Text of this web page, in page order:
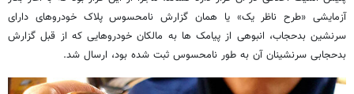
آزمایشی «طرح ناظر یک» یا همان گزارش نامحسوس پلاک خودروهای دارای
سرنشین بدحجاب، انبوهی از پیامک ها به مالکان خودروهایی که از قبل گزارش
بدحجابی سرنشینان آن به طور نامحسوس ثبت شده بود، ارسال شد.